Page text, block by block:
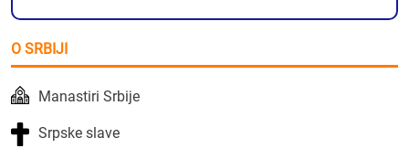
O SRBIJI
Manastiri Srbije
Srpske slave